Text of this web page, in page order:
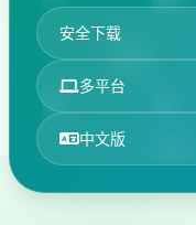
安全下载
多平台
中文版